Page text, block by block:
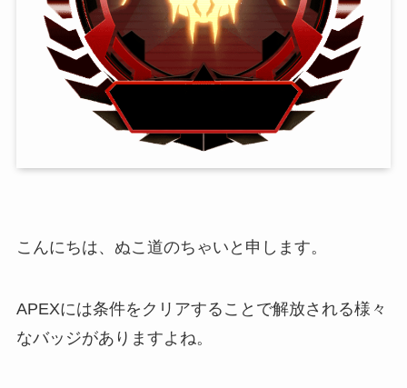
こんにちは、ぬこ道のちゃいと申します。
APEXには条件をクリアすることで解放される様々
なバッジがありますよね。